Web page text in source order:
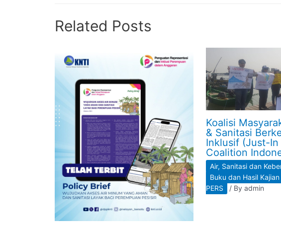
Related Posts
Koalisi
& Sanitasi
Inklusif (Just-In
Coalition
Air, Sanitasi dan
Buku dan Hasil Kajian
PERS
/ By admin